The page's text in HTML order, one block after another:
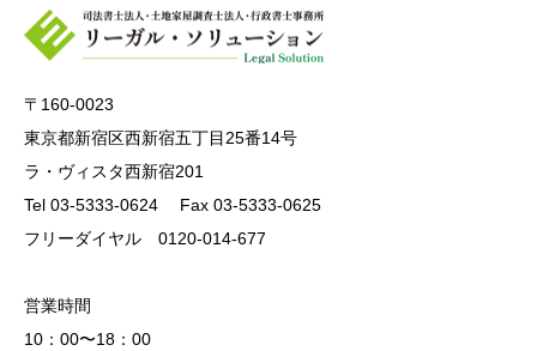
〒160-0023
東京都新宿区西新宿五丁目25番14号
ラ・ヴィスタ西新宿201
Tel 03-5333-0624 Fax 03-5333-0625
フリーダイヤル 0120-014-677
営業時間
10：00〜18：00